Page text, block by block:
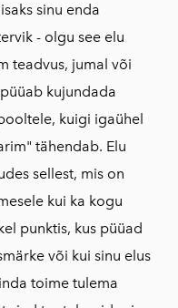
sinu enda
- olgu see elu
teadvus, jumal või
kujundada
kuigi igaühel
tähendab. Elu
sellest, mis on
kui ka kogu
punktis, kus püüad
või kui sinu elus
toime tulema